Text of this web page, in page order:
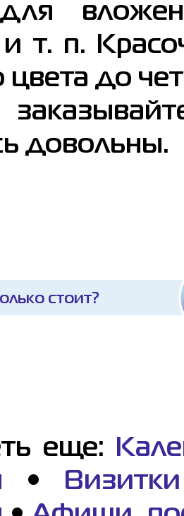
и т. п.
цвета до
довольны.
стоит?
еще:
• Визитки